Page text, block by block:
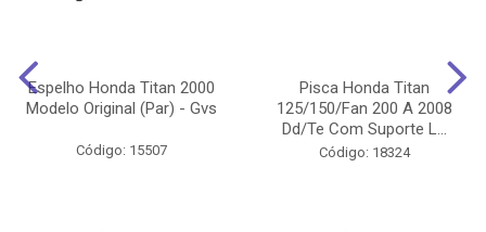
Espelho Honda Titan 2000
Modelo Original (Par) - Gvs
Código: 15507
Pisca Honda Titan
125/150/Fan 200 A 2008
Dd/Te Com Suporte L...
Código: 18324